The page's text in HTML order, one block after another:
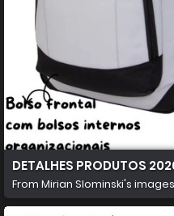
DETALHES PRODUTOS
From Mirian Slominski's images